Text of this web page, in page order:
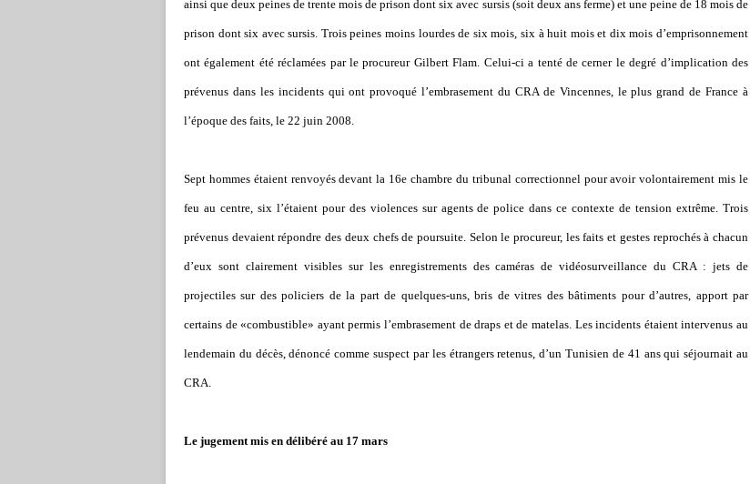
ainsi que deux peines de trente mois de prison dont six avec sursis (soit deux ans ferme) et une peine de 18 mois de
prison dont six avec sursis. Trois peines moins lourdes de six mois, six à huit mois et dix mois d’emprisonnement
ont également été réclamées par le procureur Gilbert Flam. Celui-ci a tenté de cerner le degré d’implication des
prévenus dans les incidents qui ont provoqué l’embrasement du CRA de Vincennes, le plus grand de France à
l’époque des faits, le 22 juin 2008.
Sept hommes étaient renvoyés devant la 16e chambre du tribunal correctionnel pour avoir volontairement mis le
feu au centre, six l’étaient pour des violences sur agents de police dans ce contexte de tension extrême. Trois
prévenus devaient répondre des deux chefs de poursuite. Selon le procureur, les faits et gestes reprochés à chacun
d’eux sont clairement visibles sur les enregistrements des caméras de vidéosurveillance du CRA : jets de
projectiles sur des policiers de la part de quelques-uns, bris de vitres des bâtiments pour d’autres, apport par
certains de «combustible» ayant permis l’embrasement de draps et de matelas. Les incidents étaient intervenus au
lendemain du décès, dénoncé comme suspect par les étrangers retenus, d’un Tunisien de 41 ans qui séjournait au
CRA.
Le jugement mis en délibéré au 17 mars